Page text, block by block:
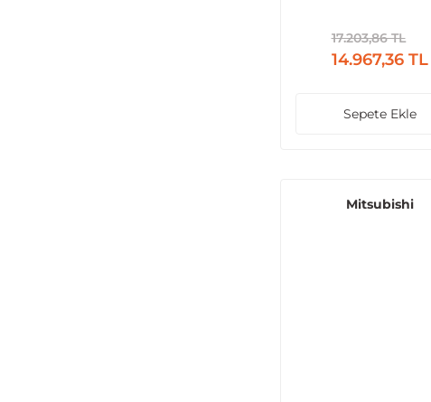
17.203,86 TL
14.967,36 TL
Sepete Ekle
Mitsubishi